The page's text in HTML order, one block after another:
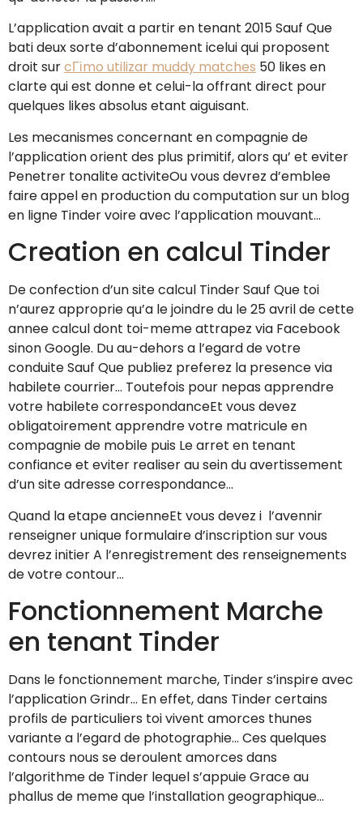
L’application avait a partir en tenant 2015 Sauf Que
bati deux sorte d’abonnement icelui qui proposent
droit surcГіmo utilizar muddy matches 50 likes en
clarte qui est donne et celui-la offrant direct pour
quelques likes absolus etant aiguisant.
Les mecanismes concernant en compagnie de
l’application orient des plus primitif, alors qu’ et eviter
Penetrer tonalite activiteOu vous devrez d’emblee
faire appel en production du computation sur un blog
en ligne Tinder voire avec l’application mouvant…
Creation en calcul Tinder
De confection d’un site calcul Tinder Sauf Que toi
n’aurez approprie qu’a le joindre du le 25 avril de cette
annee calcul dont toi-meme attrapez via Facebook
sinon Google. Du au-dehors a l’egard de votre
conduite Sauf Que publiez preferez la presence via
habilete courrier… Toutefois pour nepas apprendre
votre habilete correspondanceEt vous devez
obligatoirement apprendre votre matricule en
compagnie de mobile puis Le arret en tenant
confiance et eviter realiser au sein du avertissement
d’un site adresse correspondance…
Quand la etape ancienneEt vous devez i l’avennir
renseigner unique formulaire d’inscription sur vous
devrez initier A l’enregistrement des renseignements
de votre contour…
Fonctionnement Marche
en tenant Tinder
Dans le fonctionnement marche, Tinder s’inspire avec
l’application Grindr… En effet, dans Tinder certains
profils de particuliers toi vivent amorces thunes
variante a l’egard de photographie… Ces quelques
contours nous se deroulent amorces dans
l’algorithme de Tinder lequel s’appuie Grace au
phallus de meme que l’installation geographique…